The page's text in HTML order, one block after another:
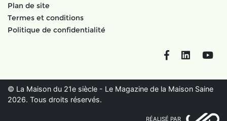
Plan de site
Termes et conditions
Politique de confidentialité
FacebookLinkedIn
© La Maison du 21e siècle - Le Magazine de la Maison Saine
2026. Tous droits réservés.
RÉALISÉ PAR